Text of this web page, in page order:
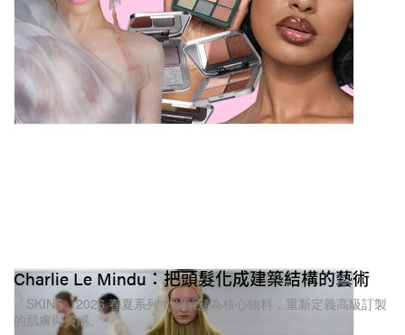
Charlie Le Mindu：把頭髮化成建築結構的藝術
「SKINS」2026 春夏系列，以頭髮為核心物料，重新定義高級訂製
的肌膚與質感。